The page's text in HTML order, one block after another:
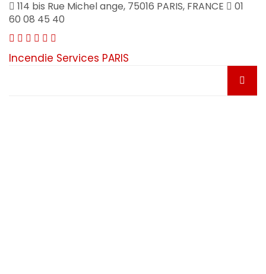
114 bis Rue Michel ange, 75016 PARIS, FRANCE
01
60 08 45 40
Incendie Services PARIS